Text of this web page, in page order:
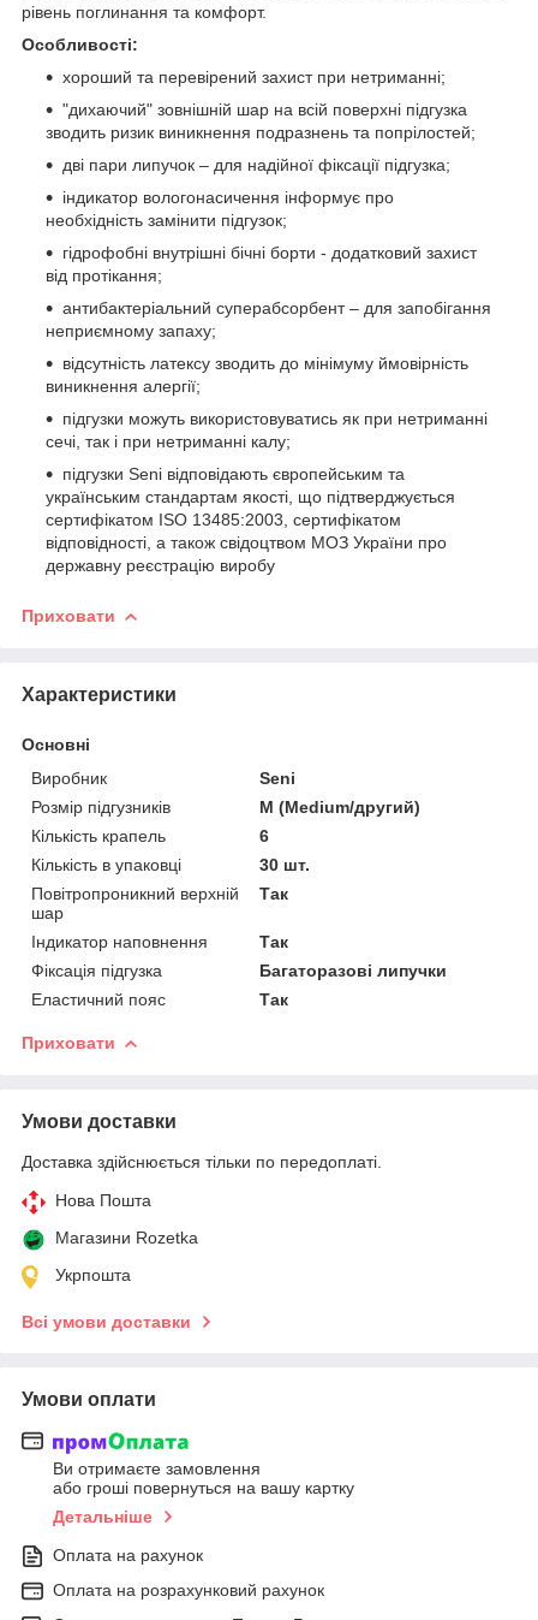
рівень поглинання та комфорт.
Особливості:
хороший та перевірений захист при нетриманні;
"дихаючий" зовнішній шар на всій поверхні підгузка
зводить ризик виникнення подразнень та попрілостей;
дві пари липучок – для надійної фіксації підгузка;
індикатор вологонасичення інформує про
необхідність замінити підгузок;
гідрофобні внутрішні бічні борти - додатковий захист
від протікання;
антибактеріальний суперабсорбент – для запобігання
неприємному запаху;
відсутність латексу зводить до мінімуму ймовірність
виникнення алергії;
підгузки можуть використовуватись як при нетриманні
сечі, так і при нетриманні калу;
підгузки Seni відповідають європейським та
українським стандартам якості, що підтверджується
сертифікатом ISO 13485:2003, сертифікатом
відповідності, а також свідоцтвом МОЗ України про
державну реєстрацію виробу
Приховати
Характеристики
Основні
Виробник
Seni
Розмір підгузників
M (Medium/другий)
Кількість крапель
6
Кількість в упаковці
30 шт.
Повітропроникний верхній
шар
Так
Індикатор наповнення
Так
Фіксація підгузка
Багаторазові липучки
Еластичний пояс
Так
Приховати
Умови доставки
Доставка здійснюється тільки по передоплаті.
Нова Пошта
Магазини Rozetka
Укрпошта
Всі умови доставки
Умови оплати
Ви отримаєте замовлення
або гроші повернуться на вашу картку
Детальніше
Оплата на рахунок
Оплата на розрахунковий рахунок